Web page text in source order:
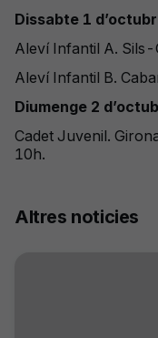
Dissabte 1
Aleví Infantil A. Sils-
Aleví Infantil B.
Diumenge 2
Cadet Juvenil.
10h.
Altres noticies